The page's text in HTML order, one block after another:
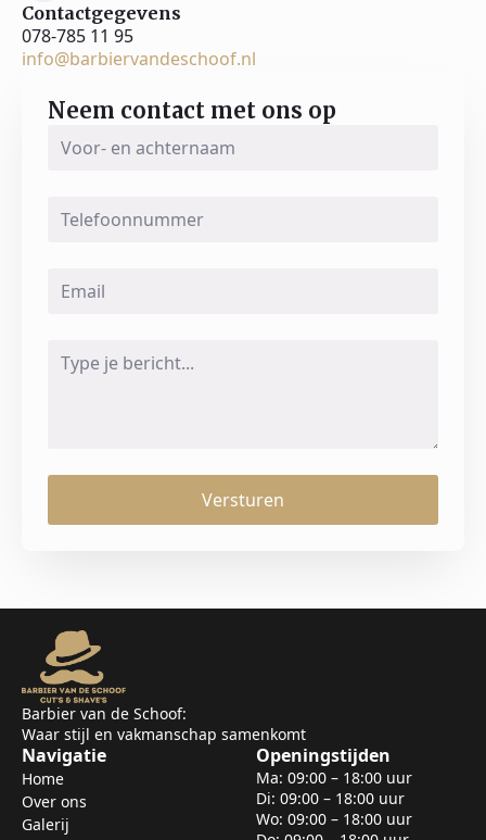
Contactgegevens
078-785 11 95
info@barbiervandeschoof.nl
Neem contact met ons op
en
Versturen
Barbier van de Schoof:
Waar stijl en vakmanschap samenkomt
Navigatie
Home
Over ons
Galerij
Openingstijden
Ma: 09:00 – 18:00 uur
Di: 09:00 – 18:00 uur
Wo: 09:00 – 18:00 uur